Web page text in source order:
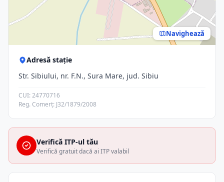
Navighează
Adresă stație
Str. Sibiului, nr. F.N., Sura Mare, jud. Sibiu
CUI: 24770716
Reg. Comerț: J32/1879/2008
Verifică ITP-ul tău
Verifică gratuit dacă ai ITP valabil